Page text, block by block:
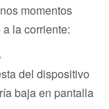
momentos
la corriente:
del dispositivo
baja en pantalla